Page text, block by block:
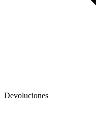
Devoluciones